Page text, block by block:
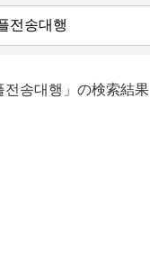
송대행」の検索結果